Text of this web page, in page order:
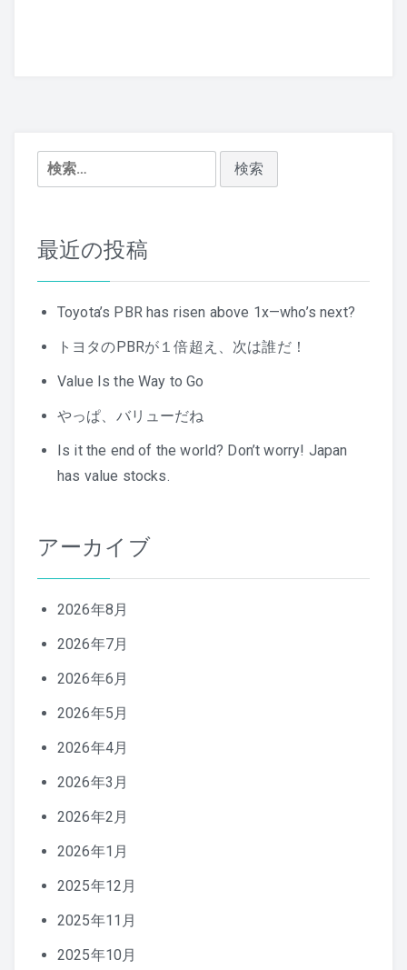
シ
ン
検
索:
最近の投稿
Toyota’s PBR has risen above 1x—who’s next?
トヨタのPBRが１倍超え、次は誰だ！
Value Is the Way to Go
やっぱ、バリューだね
Is it the end of the world? Don’t worry! Japan
has value stocks.
アーカイブ
2026年8月
2026年7月
2026年6月
2026年5月
2026年4月
2026年3月
2026年2月
2026年1月
2025年12月
2025年11月
2025年10月